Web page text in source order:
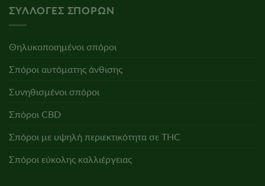
ΣΥΛΛΟΓΈΣ ΣΠΌΡΩΝ
Θηλυκοποιημένοι σπόροι
Σπόροι αυτόματης άνθισης
Συνηθισμένοι σπόροι
Σπόροι CBD
Σπόροι με υψηλή περιεκτικότητα σε THC
Σπόροι εύκολης καλλιέργειας